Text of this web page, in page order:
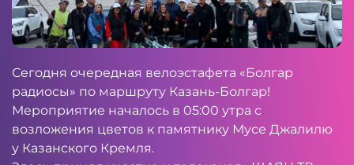
Сегодня очередная велоэстафета «Болгар
радиосы» по маршруту Казань-Болгар!
Мероприятие началось в 05:00 утра с
возложения цветов к памятнику Мусе Джалилю
у Казанского Кремля.